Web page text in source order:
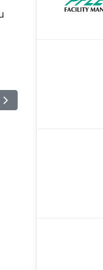
article: DBL: Reds